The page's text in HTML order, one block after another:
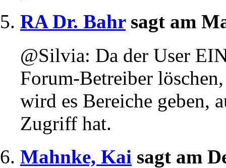
RA Dr. Bahrsagt am
@Silvia: Da der User
Forum-Betreiber
wird es Bereiche geben,
Zugriff hat.
Mahnke, Kai sagt am